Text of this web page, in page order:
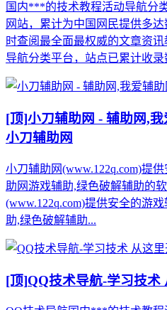
国内***的技术教程活动导航分
网站，累计为中国网民提供多
时查阅最全面最权威的文章资
导航分类平台，站点已累计收录
[顶]小刀辅助网 - 辅助网,
小刀辅助网
小刀辅助网(www.122q.com)提
助网游戏辅助,绿色破解辅助的
(www.122q.com)提供安全的游
助,绿色破解辅助...
[顶]QQ技术导航-学习技术